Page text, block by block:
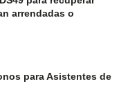
arrendadas o
para Asistentes de